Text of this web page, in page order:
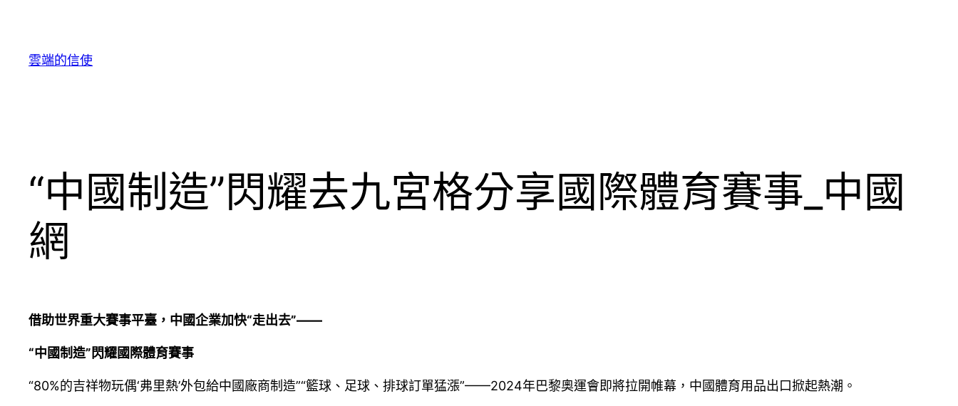
雲端的信使
“中國制造”閃耀去九宮格分享國際體育賽事_中國
網
借助世界重大賽事平臺，中國企業加快“走出去”——
“中國制造”閃耀國際體育賽事
“80%的吉祥物玩偶‘弗里熱’外包給中國廠商制造”“籃球、足球、排球訂單猛漲”——2024年巴黎奧運會即將拉開帷幕，中國體育用品出口掀起熱潮。